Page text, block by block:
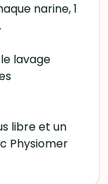
narine, 1
lavage
libre et un
Physiomer